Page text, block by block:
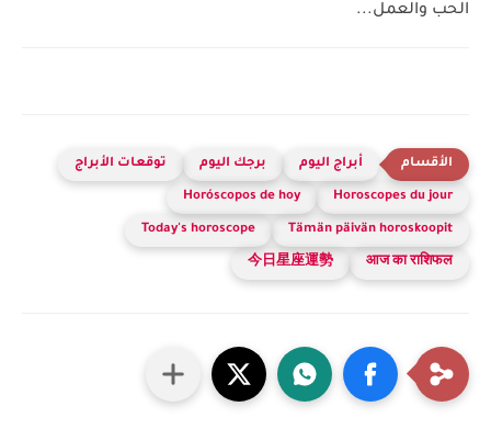
الحب والعمل...
أبراج اليوم برجك اليوم توقعات الأبراج
Horoscopes du jour
Horóscopos de hoy
Tämän päivän horoskoopit
Today's horoscope
आज का राशिफल
今日星座運勢